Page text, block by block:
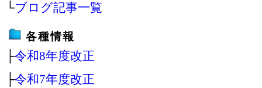
└ブログ記事一覧
各種情報
├令和8年度改正
├令和7年度改正